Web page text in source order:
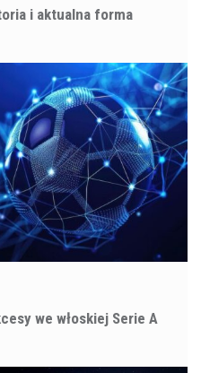
i aktualna forma
we włoskiej Serie A